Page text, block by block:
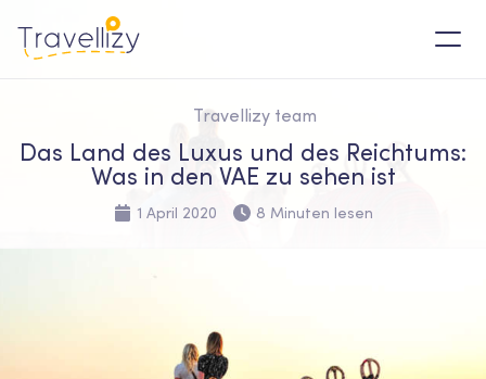
Travellizy team
Das Land des Luxus und des Reichtums:
Was in den VAE zu sehen ist
1 April 2020 8 Minuten lesen